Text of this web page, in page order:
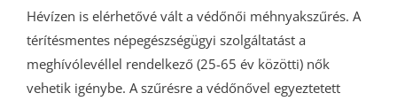
Hévízen is elérhetővé vált a védőnői méhnyakszűrés. A
térítésmentes népegészségügyi szolgáltatást a
meghívólevéllel rendelkező (25-65 év közötti) nők
vehetik igénybe. A szűrésre a védőnővel egyeztetett